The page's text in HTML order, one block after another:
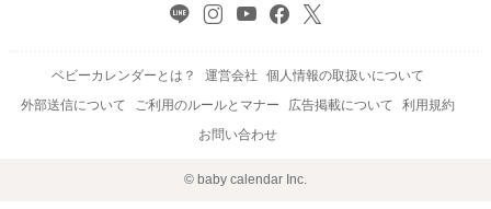
ベビーカレンダーとは？ 運営会社
個人情報の取扱いについて
外部送信について
ご利用のルールとマナー 広告掲載について
利用規約
お問い合わせ
© baby calendar Inc.